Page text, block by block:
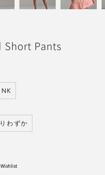
Short Pants
わずか